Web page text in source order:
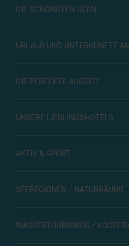
DIE SCHÖNSTEN SEEN
URLAUB UND UNTERKÜNFTE
DIE PERFEKTE AUSZEIT
UNSERE LIEBLINGSHOTELS
AKTIV & SPORT
SEEREGIONEN / NATURRÄUME
WASSERTOURISMUS /